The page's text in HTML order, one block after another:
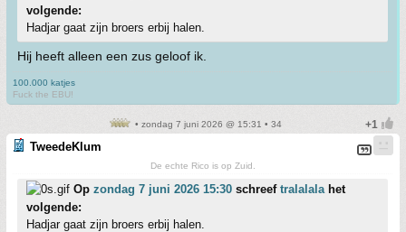
volgende:
Hadjar gaat zijn broers erbij halen.
Hij heeft alleen een zus geloof ik.
100.000 katjes
Fuck the EBU!
• zondag 7 juni 2026 @ 15:31 • 34
TweedeKlum
De echte Rico is op Zuid.
Op zondag 7 juni 2026 15:30 schreef tralalalahet
volgende:
Hadjar gaat zijn broers erbij halen.